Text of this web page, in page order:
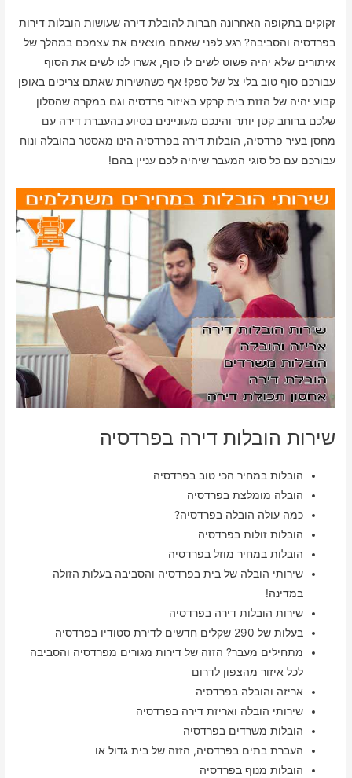
זקוקים בתקופה האחרונה חברות להובלת דירה שעושות הובלות דירות
בפרדסיה והסביבה? רגע לפני שאתם מוצאים את עצמכם במהלך של
איתורים שלא יהיה פשוט לשים לו סוף, אשרו לנו לשים את הסוף
עבורכם סוף טוב בלי צל של ספק! אף כשהשירות שאתם צריכים באופן
קבוע יהיה של הזזת בית קרקע באיזור פרדסיה וגם במקרה שהסלון
שלכם ברוחב קטן יותר והינכם מעוניינים בסיוע בהעברת דירה עם
מחסן בעיר פרדסיה, הובלות דירה בפרדסיה הינו מאסטר בהובלה ונוח
עבורכם עם כל סוגי המעבר שיהיה לכם עניין בהם!
שירות הובלות דירה בפרדסיה
הובלות במחיר הכי טוב בפרדסיה
הובלה מומלצת בפרדסיה
כמה עולה הובלה בפרדסיה?
הובלות זולות בפרדסיה
הובלות במחיר מוזל בפרדסיה
שירותי הובלה של בית בפרדסיה והסביבה בעלות הזולה
במדינה!
שירות הובלות דירה בפרדסיה
בעלות של 290 שקלים חדשים לדירת סטודיו בפרדסיה
מתחילים מעבר? הזזה של דירות מגורים מפרדסיה והסביבה
לכל איזור מהצפון לדרום
אריזה והובלה בפרדסיה
שירותי הובלה ואריזת דירה בפרדסיה
הובלות משרדים בפרדסיה
העברת בתים בפרדסיה, הזזה של בית גדול או
הובלות מנוף בפרדסיה